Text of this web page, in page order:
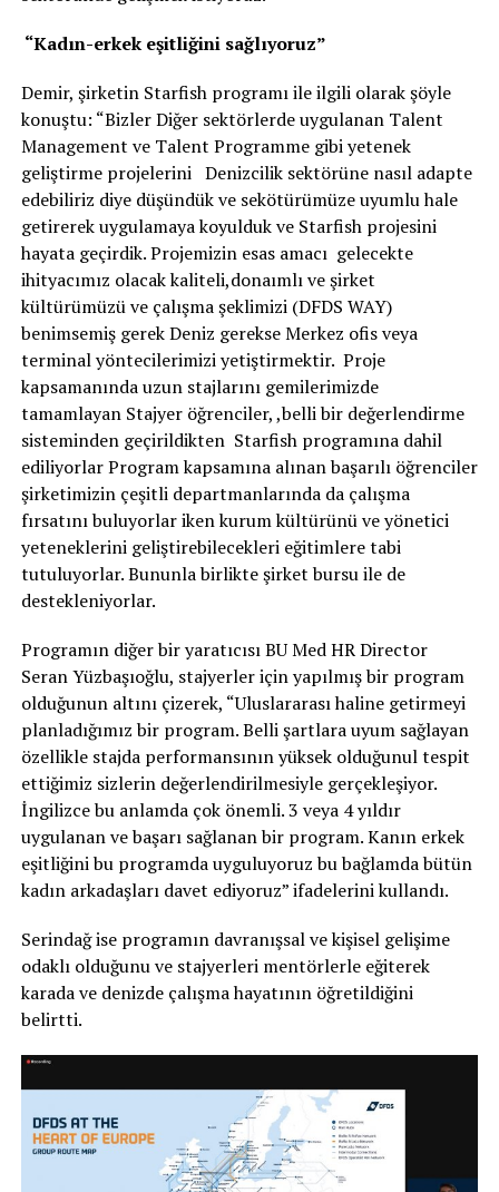
“Kadın-erkek eşitliğini sağlıyoruz”
Demir, şirketin Starfish programı ile ilgili olarak şöyle
konuştu: “Bizler Diğer sektörlerde uygulanan Talent
Management ve Talent Programme gibi yetenek
geliştirme projelerini Denizcilik sektörüne nasıl adapte
edebiliriz diye düşündük ve sekötürümüze uyumlu hale
getirerek uygulamaya koyulduk ve Starfish projesini
hayata geçirdik. Projemizin esas amacı gelecekte
ihityacımız olacak kaliteli,donaımlı ve şirket
kültürümüzü ve çalışma şeklimizi (DFDS WAY)
benimsemiş gerek Deniz gerekse Merkez ofis veya
terminal yöntecilerimizi yetiştirmektir. Proje
kapsamanında uzun stajlarını gemilerimizde
tamamlayan Stajyer öğrenciler, ,belli bir değerlendirme
sisteminden geçirildikten Starfish programına dahil
ediliyorlar Program kapsamına alınan başarılı öğrenciler
şirketimizin çeşitli departmanlarında da çalışma
fırsatını buluyorlar iken kurum kültürünü ve yönetici
yeteneklerini geliştirebilecekleri eğitimlere tabi
tutuluyorlar. Bununla birlikte şirket bursu ile de
destekleniyorlar.
Programın diğer bir yaratıcısı BU Med HR Director
Seran Yüzbaşıoğlu, stajyerler için yapılmış bir program
olduğunun altını çizerek, “Uluslararası haline getirmeyi
planladığımız bir program. Belli şartlara uyum sağlayan
özellikle stajda performansının yüksek olduğunul tespit
ettiğimiz sizlerin değerlendirilmesiyle gerçekleşiyor.
İngilizce bu anlamda çok önemli. 3 veya 4 yıldır
uygulanan ve başarı sağlanan bir program. Kanın erkek
eşitliğini bu programda uyguluyoruz bu bağlamda bütün
kadın arkadaşları davet ediyoruz” ifadelerini kullandı.
Serindağ ise programın davranışsal ve kişisel gelişime
odaklı olduğunu ve stajyerleri mentörlerle eğiterek
karada ve denizde çalışma hayatının öğretildiğini
belirtti.